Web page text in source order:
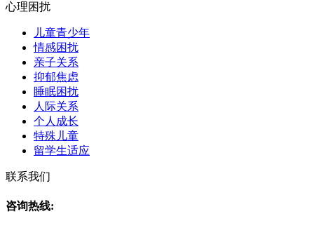
心理困扰
儿童青少年
情感困扰
亲子关系
抑郁焦虑
睡眠困扰
人际关系
个人成长
特殊儿童
留学生适应
联系我们
咨询热线: